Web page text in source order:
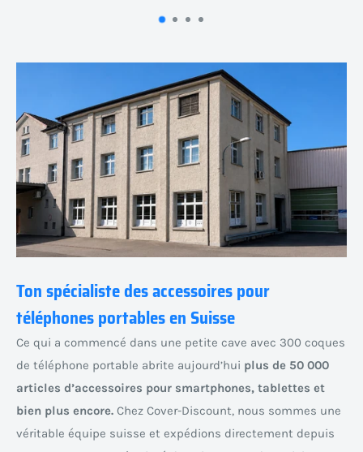
Ton spécialiste des accessoires pour
téléphones portables en Suisse
Ce qui a commencé dans une petite cave avec 300 coques
de téléphone portable abrite aujourd’hui plus de 50 000
articles d’accessoires pour smartphones, tablettes et
bien plus encore. Chez Cover-Discount, nous sommes une
véritable équipe suisse et expédions directement depuis